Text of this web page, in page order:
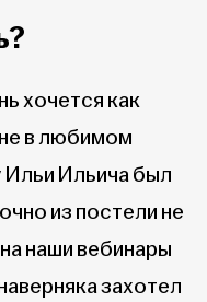
хочется как
в любимом
Ильи Ильича был
из постели не
наши вебинары
захотел